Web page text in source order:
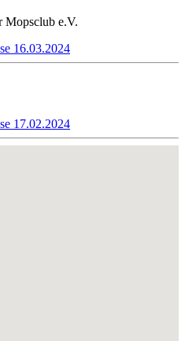
Mopsclub e.V.
16.03.2024
17.02.2024